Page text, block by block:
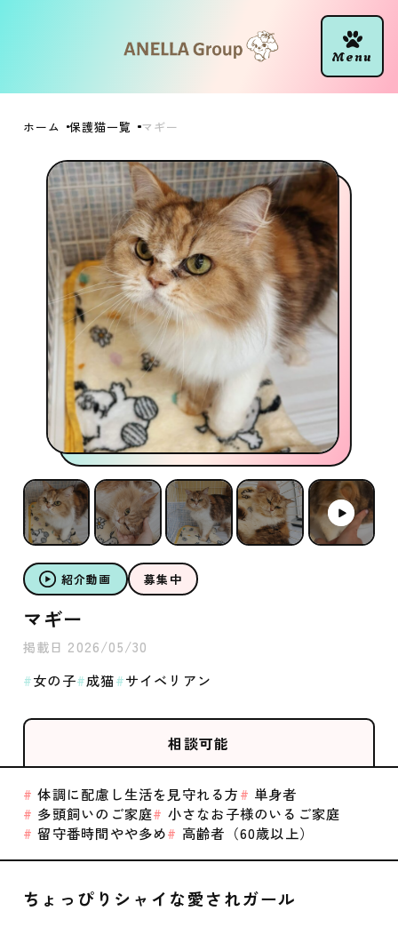
ホーム 保護猫一覧 マギー
紹介動画 募集中
マギー
掲載日 2026/05/30
女の子 成猫 サイベリアン
相談可能
体調に配慮し生活を見守れる方
単身者
多頭飼いのご家庭
小さなお子様のいるご家庭
留守番時間やや多め
高齢者（60歳以上）
ちょっぴりシャイな愛されガール